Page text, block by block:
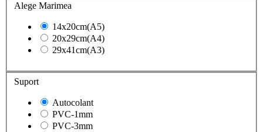
Alege Marimea
14x20cm(A5)
20x29cm(A4)
29x41cm(A3)
Suport
Autocolant
PVC-1mm
PVC-3mm